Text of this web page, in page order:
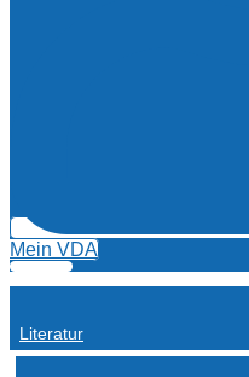
Mein VDA
Literatur